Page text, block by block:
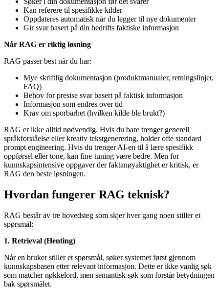
Kan referere til spesifikke kilder
Oppdateres automatisk når du legger til nye dokumenter
Gir svar basert på din bedrifts faktiske informasjon
Når RAG er riktig løsning
RAG passer best når du har:
Mye skriftlig dokumentasjon (produktmanualer, retningslinjer,
FAQ)
Behov for presise svar basert på faktisk informasjon
Informasjon som endres over tid
Krav om sporbarhet (hvilken kilde ble brukt?)
RAG er ikke alltid nødvendig. Hvis du bare trenger generell
språkforståelse eller kreativ tekstgenerering, holder ofte standard
prompt engineering. Hvis du trenger AI-en til å lære spesifikk
oppførsel eller tone, kan fine-tuning være bedre. Men for
kunnskapsintensive oppgaver der faktanøyaktighet er kritisk, er
RAG den beste løsningen.
Hvordan fungerer RAG teknisk?
RAG består av tre hovedsteg som skjer hver gang noen stiller et
spørsmål:
1. Retrieval (Henting)
Når en bruker stiller et spørsmål, søker systemet først gjennom
kunnskapsbasen etter relevant informasjon. Dette er ikke vanlig søk
som matcher nøkkelord, men semantisk søk som forstår betydningen
bak spørsmålet.